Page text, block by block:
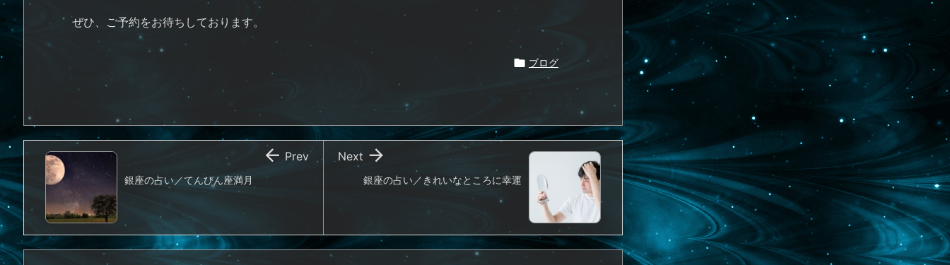
ぜひ、ご予約をお待ちしております。
 ブログ
銀座の占い／きれいなところに幸運

Next
銀座の占い／てんびん座満月
 Prev